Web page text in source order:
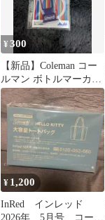
¥300
【新品】Coleman コー
ルマン ボトルマーカー
非売品
¥ 1,200
InRed インレッド
2026年 5月号 コール